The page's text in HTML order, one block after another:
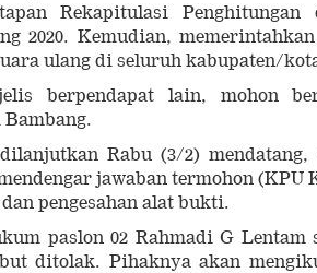
Rekapitulasi
2020. Kemudian,
ulang di seluruh kabupaten/
berpendapat lain, mohon
Rabu (3/2) mendatang,
jawaban termohon (KPU
pengesahan alat bukti.
paslon 02 Rahmadi G
ditolak. Pihaknya akan